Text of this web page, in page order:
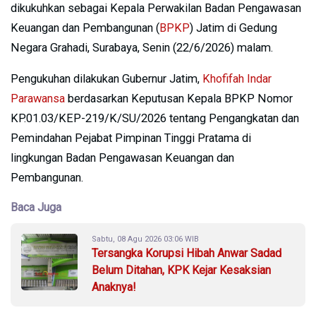
dikukuhkan sebagai Kepala Perwakilan Badan Pengawasan
Keuangan dan Pembangunan (BPKP) Jatim di Gedung
Negara Grahadi, Surabaya, Senin (22/6/2026) malam.
Pengukuhan dilakukan Gubernur Jatim, Khofifah Indar
Parawansa berdasarkan Keputusan Kepala BPKP Nomor
KP.01.03/KEP-219/K/SU/2026 tentang Pengangkatan dan
Pemindahan Pejabat Pimpinan Tinggi Pratama di
lingkungan Badan Pengawasan Keuangan dan
Pembangunan.
Baca Juga
Sabtu, 08 Agu 2026 03:06 WIB
Tersangka Korupsi Hibah Anwar Sadad
Belum Ditahan, KPK Kejar Kesaksian
Anaknya!